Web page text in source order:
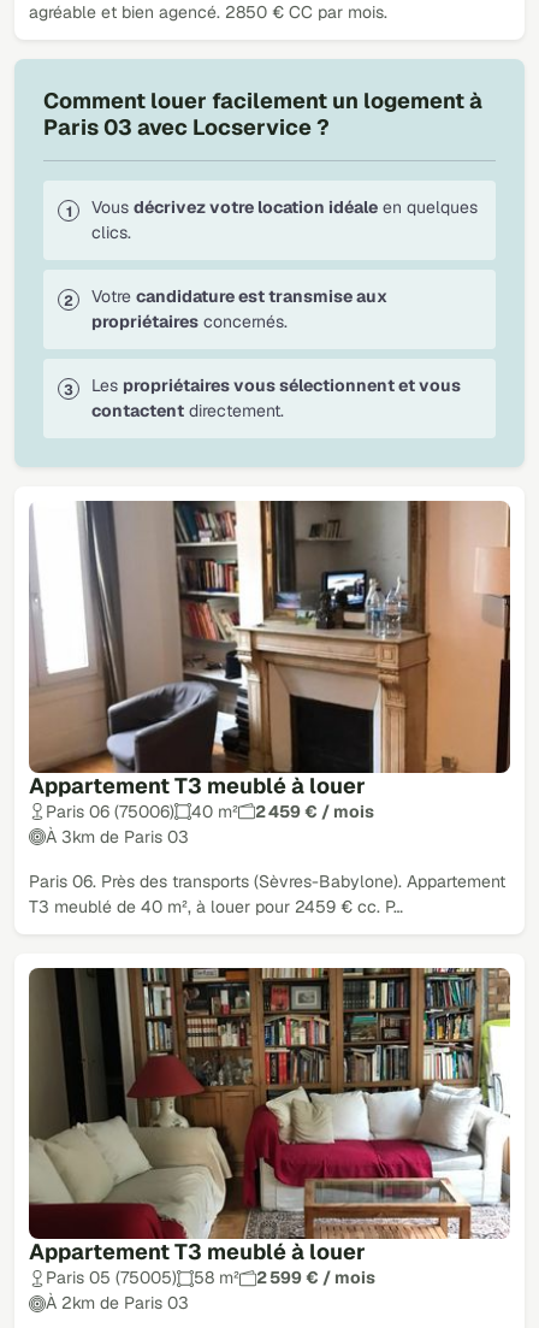
agréable et bien agencé. 2850 € CC par mois.
Appartement T3 meublé à louer
Paris 06 (75006) 40 m²
2 459 € / mois
À 3km de Paris 03
Paris 06. Près des transports (Sèvres-Babylone). Appartement
T3 meublé de 40 m², à louer pour 2459 € cc. P…
Appartement T3 meublé à louer
Paris 05 (75005) 58 m²
2 599 € / mois
À 2km de Paris 03
Comment louer facilement un logement à
Paris 03 avec Locservice ?
Vous décrivez votre location idéale en quelques
clics.
Votre candidature est transmise aux
propriétaires concernés.
Les propriétaires vous sélectionnent et vous
contactent directement.